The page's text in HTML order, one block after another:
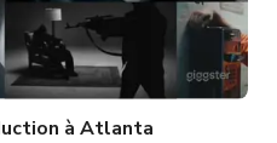
à Atlanta